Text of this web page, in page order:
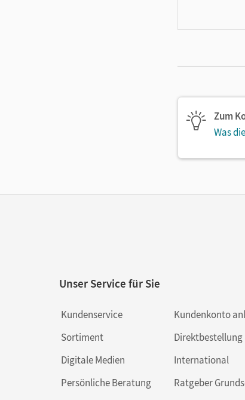
Zum
Was
Unser Service für Sie
Kundenservice
Sortiment
Digitale Medien
Persönliche Beratung
Kundenkonto
Direktbestellung
International
Ratgeber